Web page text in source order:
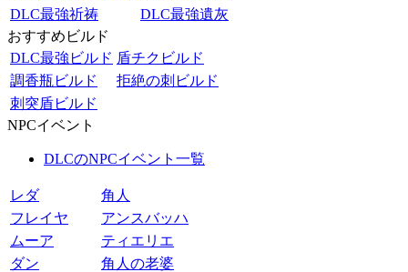
DLC最強祈祷
DLC最強遺灰
おすすめビルド
DLC最強ビルド 盾チクビルド
調香瓶ビルド
拒絶の刺ビルド
刺突盾ビルド
NPCイベント
DLCのNPCイベント一覧
レダ
角人
フレイヤ
アンスバッハ
ムーア
ティエリエ
ダン
角人の老婆